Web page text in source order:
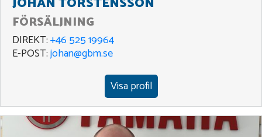
FÖRSÄLJNING
DIREKT:+46 525 19964
E-POST:johan@gbm.se
Visa profil